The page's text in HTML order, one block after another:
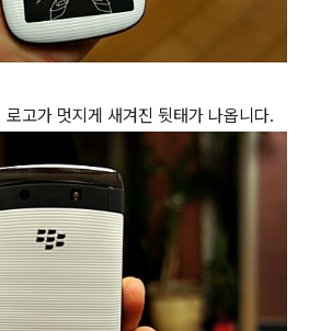
고가 멋지게 새겨진 뒷태가 나옵니다.